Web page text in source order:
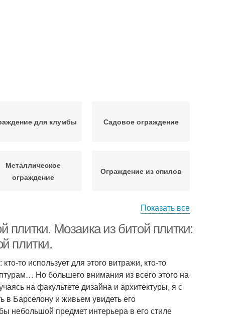
для клумбы Садовое ограждение
Металлическое
ограждение
Ограждение из спилов
Показать все
плитки. Мозаика из битой плитки:
плитки.
то использует для этого витражи, кто-то
Но большего внимания из всего этого на
на факультете дизайна и архитектуры, я с
в Барселону и живьем увидеть его
небольшой предмет интерьера в его стиле